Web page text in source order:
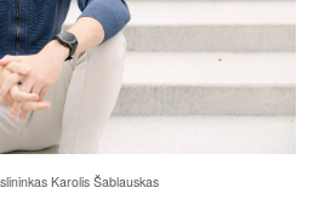
Karolis Šablauskas